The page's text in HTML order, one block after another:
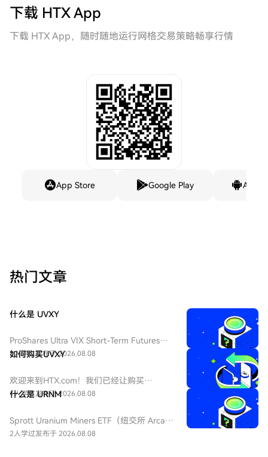
下载 HTX App
下载 HTX App，随时随地运行网格交易策略畅享行情
App Store Google Play
热门文章
什么是 UVXY
ProShares Ultra VIX Short-Term Futures
ETF（纽交所 Arca 代码：UVXY），中文：
ETF 为每日 2 倍杠杆做多 VIX 短期期货产
品，挂钩标普 500 短期波动率期货指数，该
基金通常用于在美股市场波动加剧或恐慌情
特性和期货展期成本，它不适合长期持有。
3人学过发布于 2026.08.08
如何购买UVXY
欢迎来到HTX.com！我们已经让购买
ProShares 两倍做多短期 VIX 期货
逐步指南，放心开始您的加密货币之旅。第
一步：创建您的HTX账户使用您的电子邮
1人学过发布于 2026.08.08
什么是 URNM
Sprott Uranium Miners ETF（纽交所 Arca
代码：URNM），中文：无（bn无），传统
2人学过发布于 2026.08.08